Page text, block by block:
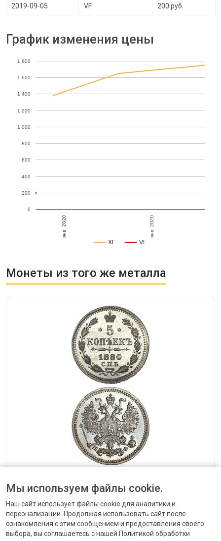
2019-09-05 VF 200 руб.
График изменения цены
XF VF
янв. 2020 янв. 2020
0
200
400
600
800
1 000
1 200
1 400
1 600
1 800
Монеты из того же металла
от 216 до 4200 ₽
Мы используем файлы cookie.
Наш сайт использует файлы cookie для аналитики и
персонализации. Продолжая использовать сайт после
ознакомления с этим сообщением и предоставления своего
выбора, вы соглашаетесь с нашей Политикой обработки